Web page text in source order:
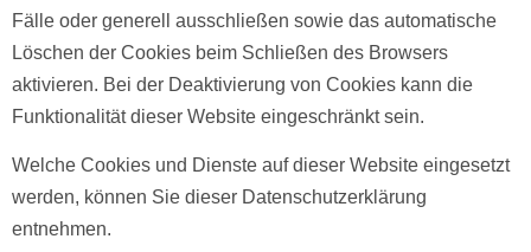
Fälle oder generell ausschließen sowie das automatische
Löschen der Cookies beim Schließen des Browsers
aktivieren. Bei der Deaktivierung von Cookies kann die
Funktionalität dieser Website eingeschränkt sein.
Welche Cookies und Dienste auf dieser Website eingesetzt
werden, können Sie dieser Datenschutzerklärung
entnehmen.